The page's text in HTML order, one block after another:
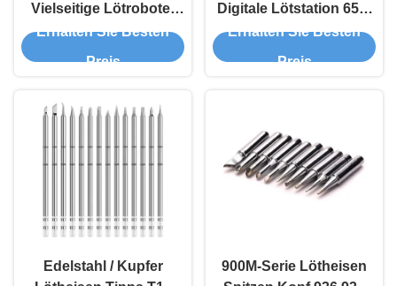
Vielseitige Lötroboter
Tipps DCN DCS DCM
Erhalten Sie Besten
Preis
Digitale Lötstation 65W
Hochleistungs-
Erhalten Sie Besten
Preis
Edelstahl / Kupfer
900M-Serie Lötheisen